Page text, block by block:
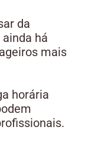
da
há
mais
horária